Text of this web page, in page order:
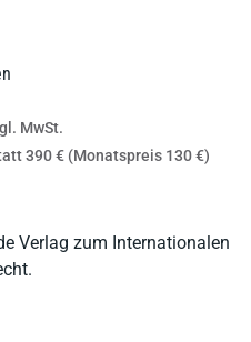
Verlag zum Internationalen
MwSt.
390 € (Monatspreis 130 €)